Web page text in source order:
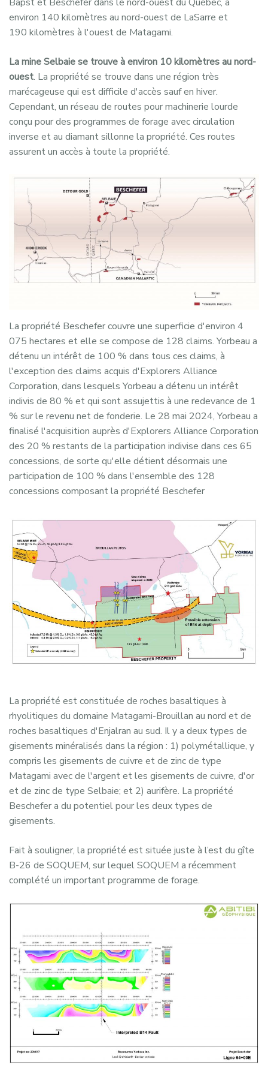
environ 140 kilomètres au nord-ouest de LaSarre et
190 kilomètres à l'ouest de Matagami.
La mine Selbaie se trouve à environ 10 kilomètres au nord-
ouest. La propriété se trouve dans une région très
marécageuse qui est difficile d'accès sauf en hiver.
Cependant, un réseau de routes pour machinerie lourde
conçu pour des programmes de forage avec circulation
inverse et au diamant sillonne la propriété. Ces routes
assurent un accès à toute la propriété.
La propriété Beschefer couvre une superficie d'environ 4
075 hectares et elle se compose de 128 claims. Yorbeau a
détenu un intérêt de 100 % dans tous ces claims, à
l'exception des claims acquis d'Explorers Alliance
Corporation, dans lesquels Yorbeau a détenu un intérêt
indivis de 80 % et qui sont assujettis à une redevance de 1
% sur le revenu net de fonderie. Le 28 mai 2024, Yorbeau a
finalisé l'acquisition auprès d'Explorers Alliance Corporation
des 20 % restants de la participation indivise dans ces 65
concessions, de sorte qu'elle détient désormais une
participation de 100 % dans l'ensemble des 128
concessions composant la propriété Beschefer
La propriété est constituée de roches basaltiques à
rhyolitiques du domaine Matagami-Brouillan au nord et de
roches basaltiques d'Enjalran au sud. Il y a deux types de
gisements minéralisés dans la région : 1) polymétallique, y
compris les gisements de cuivre et de zinc de type
Matagami avec de l'argent et les gisements de cuivre, d'or
et de zinc de type Selbaie; et 2) aurifère. La propriété
Beschefer a du potentiel pour les deux types de
gisements.
Fait à souligner, la propriété est située juste à l’est du gîte
B-26 de SOQUEM, sur lequel SOQUEM a récemment
complété un important programme de forage.